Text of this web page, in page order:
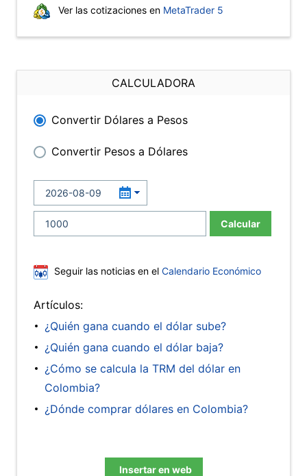
Ver las cotizaciones en MetaTrader 5
CALCULADORA
Convertir Dólares a Pesos
Convertir Pesos a Dólares
Calcular
Seguir las noticias en el Calendario Económico
Artículos:
¿Quién gana cuando el dólar sube?
¿Quién gana cuando el dólar baja?
¿Cómo se calcula la TRM del dólar en
Colombia?
¿Dónde comprar dólares en Colombia?
Insertar en web